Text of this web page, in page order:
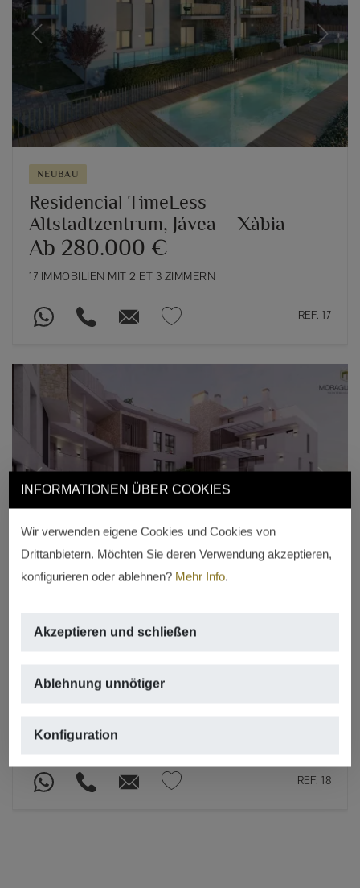
INFORMATIONEN ÜBER COOKIES
Wir verwenden eigene Cookies und Cookies von
Drittanbietern. Möchten Sie deren Verwendung akzeptieren,
konfigurieren oder ablehnen? Mehr Info.
Akzeptieren und schließen
Ablehnung unnötiger
Konfiguration
Previous Next
NEUBAU
Residencial TimeLess
Altstadtzentrum, Jávea – Xàbia
Ab 280.000 €
17 IMMOBILIEN MIT 2 ET 3 ZIMMERN
REF. 17
Previous
Residencial Atenas 82
– Xàbia
17 IMMOBILIEN MIT 2 ZIMMERN
REF. 18